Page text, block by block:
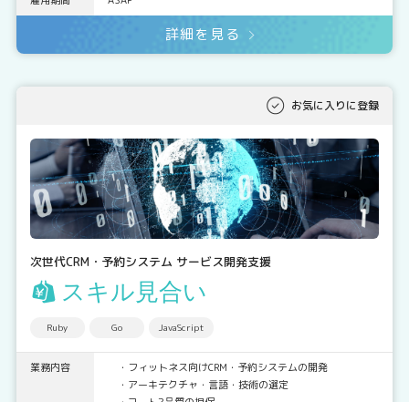
詳細を見る
お気に入りに登録
次世代CRM・予約システム サービス開発支援
スキル見合い
Ruby Go JavaScript
業務内容
・フィットネス向けCRM・予約システムの開発
・アーキテクチャ・言語・技術の選定